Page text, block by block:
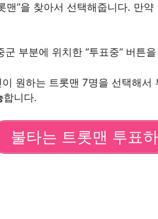
맨”을 찾아서 선택해줍니다. 만
부분에 위치한 “투표중” 버튼
원하는 트롯맨 7명을 선택해서
합니다.
불타는 트롯맨 투표